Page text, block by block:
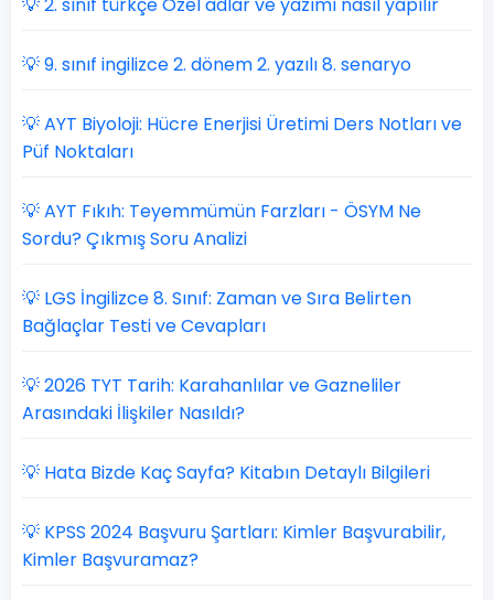
💡 9. sınıf ingilizce 2. dönem 2. yazılı 8. senaryo
💡 AYT Biyoloji: Hücre Enerjisi Üretimi Ders Notları ve
Püf Noktaları
💡 AYT Fıkıh: Teyemmümün Farzları - ÖSYM Ne
Sordu? Çıkmış Soru Analizi
💡 LGS İngilizce 8. Sınıf: Zaman ve Sıra Belirten
Bağlaçlar Testi ve Cevapları
💡 2026 TYT Tarih: Karahanlılar ve Gazneliler
Arasındaki İlişkiler Nasıldı?
💡 Hata Bizde Kaç Sayfa? Kitabın Detaylı Bilgileri
💡 KPSS 2024 Başvuru Şartları: Kimler Başvurabilir,
Kimler Başvuramaz?